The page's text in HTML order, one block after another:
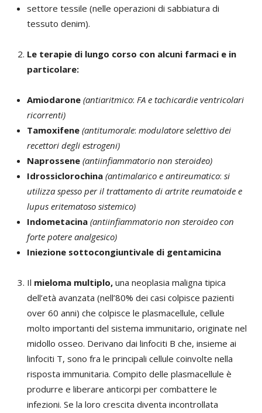
settore tessile (nelle operazioni di sabbiatura di
tessuto denim).
Le terapie di lungo corso con alcuni farmaci e in
particolare:
Amiodarone (antiaritmico: FA e tachicardie ventricolari
ricorrenti)
Tamoxifene (antitumorale: modulatore selettivo dei
recettori degli estrogeni)
Naprossene (antiinfiammatorio non steroideo)
Idrossiclorochina (antimalarico e antireumatico: si
utilizza spesso per il trattamento di artrite reumatoide e
lupus eritematoso sistemico)
Indometacina (antiinfiammatorio non steroideo con
forte potere analgesico)
Iniezione sottocongiuntivale di gentamicina
Il mieloma multiplo, una neoplasia maligna tipica
dell’età avanzata (nell’80% dei casi colpisce pazienti
over 60 anni) che colpisce le plasmacellule, cellule
molto importanti del sistema immunitario, originate nel
midollo osseo. Derivano dai linfociti B che, insieme ai
linfociti T, sono fra le principali cellule coinvolte nella
risposta immunitaria. Compito delle plasmacellule è
produrre e liberare anticorpi per combattere le
infezioni. Se la loro crescita diventa incontrollata